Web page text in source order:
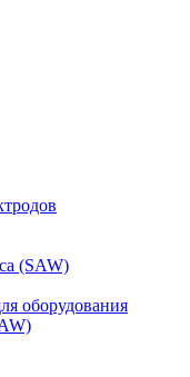
(SAW)
оборудования